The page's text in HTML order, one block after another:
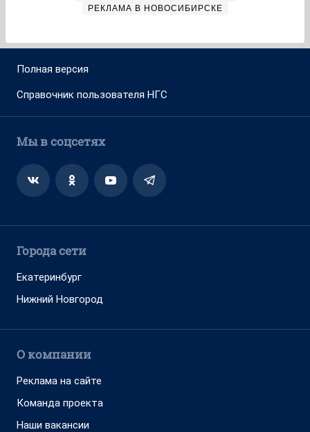
РЕКЛАМА В НОВОСИБИРСКЕ
Полная версия
Справочник пользователя НГС
Мы в соцсетях
Города сети
Екатеринбург
Нижний Новгород
О компании
Реклама на сайте
Команда проекта
Наши вакансии